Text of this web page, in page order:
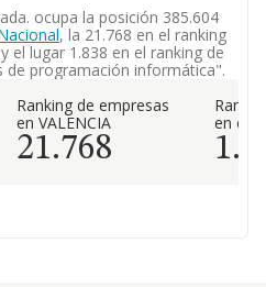
ocupa la posición 385.604
, la 21.768 en el ranking
el lugar 1.838 en el ranking de
de programación informática".
Ranking de empresas
en VALENCIA
21.768
en el